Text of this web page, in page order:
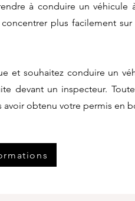
à conduire un
plus facilement
et souhaitez conduire un
devant un inspecteur.
avoir obtenu votre permis en